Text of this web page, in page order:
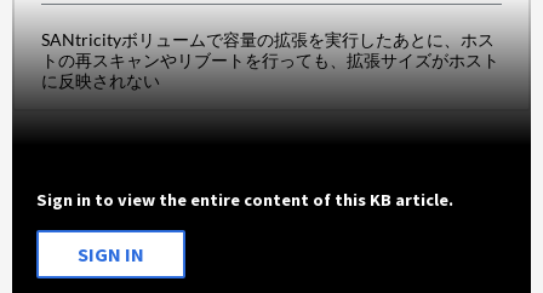
SANtricityボリュームで容量の拡張を実行したあとに、ホス
トの再スキャンやリブートを行っても、拡張サイズがホスト
に反映されない
Sign in to view the entire content of this KB article.
SIGN IN